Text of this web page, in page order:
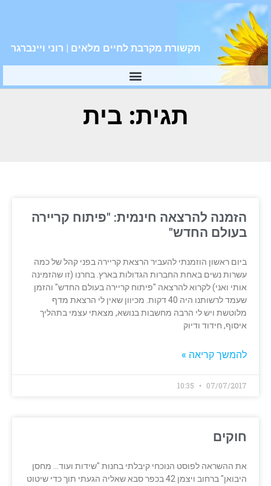
תקשורת מקרבת לחיים מלאים | רוני ויינברגר
תגית: בית
הזמנה להרצאה חינמית: "פיתוח קריירה
בעולם החדש"
ביום ראשון הוזמנתי להעביר הרצאת קריירה בפני קהל של כמה
עשרות נשים באחת החברות הגדולות בארץ. בחרנו (זו שהזמינה
אותי ואני) לקרוא להרצאה "פיתוח קריירה בעולם החדש" והזמן
שעמד לרשותנו היה 40 דקות. מכיוון שאין לי הרצאת מדף
מלוטשת ויש לי הרבה מחשבות בנושא, מצאתי עצמי בתהליך
איסוף, חידוד ודיוק
להמשך קריאה »
07/07/2017
חוקים
את ההשראה לפוסט הנוכחי קיבלתי בחנות "שידות ועוד… מחסן
היבואן" ברחוב ויצמן 42 בכפר סבא שאליה הגעתי תוך כדי שיטוט